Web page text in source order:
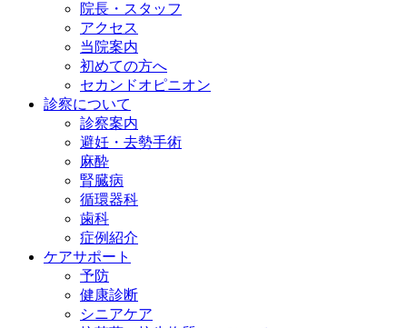
院長・スタッフ
アクセス
当院案内
初めての方へ
セカンドオピニオン
診察について
診察案内
避妊・去勢手術
麻酔
腎臓病
循環器科
歯科
症例紹介
ケアサポート
予防
健康診断
シニアケア